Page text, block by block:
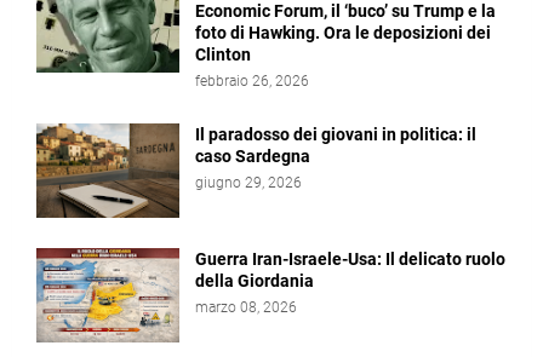
Economic Forum, il ‘buco’ su Trump e la
foto di Hawking. Ora le deposizioni dei
Clinton
febbraio 26, 2026
Il paradosso dei giovani in politica: il
caso Sardegna
giugno 29, 2026
Guerra Iran-Israele-Usa: Il delicato ruolo
della Giordania
marzo 08, 2026